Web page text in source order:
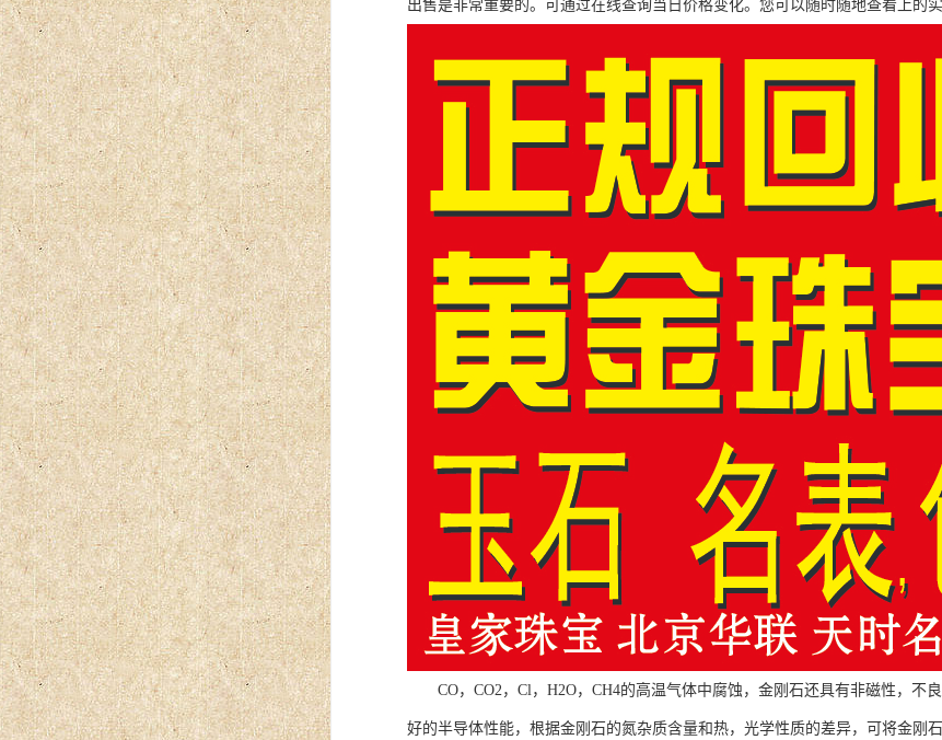
出售是非常重要的。可通过在线查询当日价格变化。您可以随时随地查看上的
CO，CO2，Cl，H2O，CH4的高温气体中腐蚀，金刚石还具有非磁性，不
好的半导体性能，根据金刚石的氮杂质含量和热，光学性质的差异，可将金刚